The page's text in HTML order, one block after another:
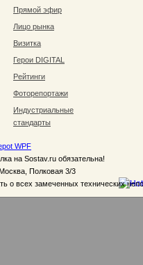
Прямой эфир
Лицо рынка
Визитка
Герои DIGITAL
Рейтинги
Фоторепортажи
Индустриальные
стандарты
WPF
на Sostav.ru обязательна!
Полковая 3/3
о всех замеченных технических